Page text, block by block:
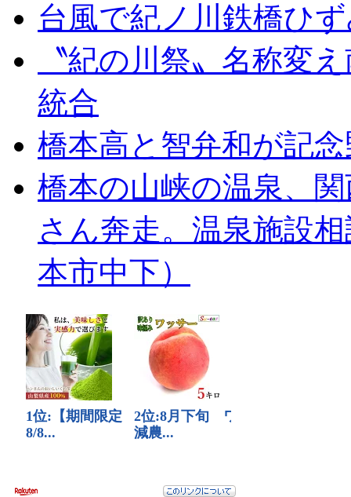
台風で紀ノ川鉄橋ひ
〝紀の川祭〟名称変
統合
橋本高と智弁和が記
橋本の山峡の温泉、
さん奔走。温泉施設
本市中下）